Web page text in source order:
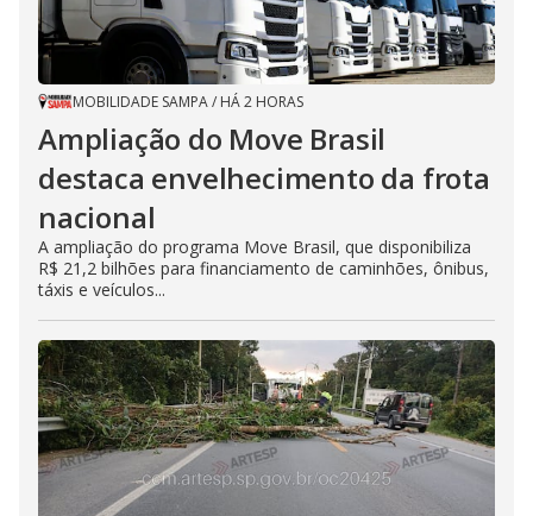
MOBILIDADE SAMPA/ HÁ 2 HORAS
Ampliação do Move Brasil
destaca envelhecimento da frota
nacional
A ampliação do programa Move Brasil, que disponibiliza
R$ 21,2 bilhões para financiamento de caminhões, ônibus,
táxis e veículos...